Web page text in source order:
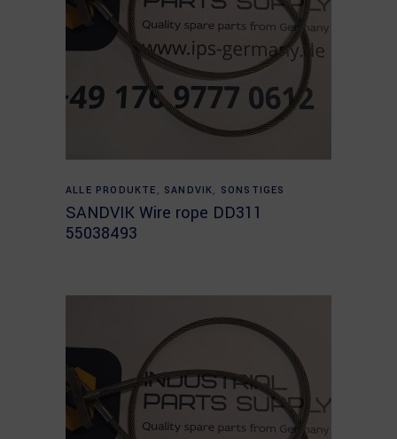
Read more
ALLE PRODUKTE , SANDVIK, SONSTIGES
SANDVIK Wire rope DD311
55038493